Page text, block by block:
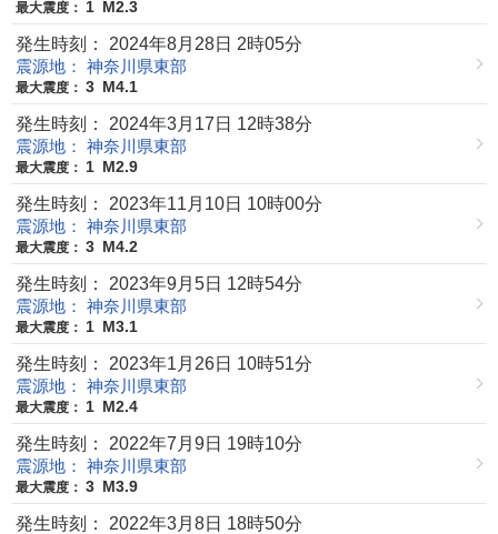
最大震度： 1 M2.3
発生時刻： 2024年8月28日 2時05分
震源地： 神奈川県東部
最大震度： 3 M4.1
発生時刻： 2024年3月17日 12時38分
震源地： 神奈川県東部
最大震度： 1 M2.9
発生時刻： 2023年11月10日 10時00分
震源地： 神奈川県東部
最大震度： 3 M4.2
発生時刻： 2023年9月5日 12時54分
震源地： 神奈川県東部
最大震度： 1 M3.1
発生時刻： 2023年1月26日 10時51分
震源地： 神奈川県東部
最大震度： 1 M2.4
発生時刻： 2022年7月9日 19時10分
震源地： 神奈川県東部
最大震度： 3 M3.9
発生時刻： 2022年3月8日 18時50分